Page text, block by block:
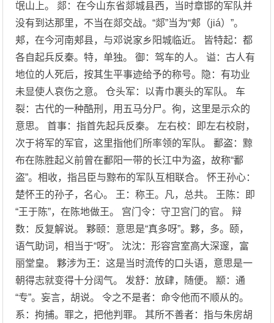
氓山上。 郯：在今山东省郯城县西，当时章邯的军队并
没有到达那里，不当在郯交战。“郯”当为“郏（jiá）”。
郏，在今河南郏县，与邓说家乡阳城临近。 皆特起：都
各自起兵反秦。特，单独。 御：驾车的人。 谥：古人有
地位的人死后，按其生平事迹给予的称号。隐：有功业
未显使人哀伤之意。 仓头军：以青巾裹头的军队。 车
裂：古代的一种酷刑，用五马分尸。徇，这里是示众的
意思。 首事：指首先起兵反秦。 左右校：即左右校尉，
次于将军的军官，这里指他们所率领的军队。 鄱盗：黥
布在陈胜起义前曾在鄱阳一带的长江中为盗，故称“鄱
盗”。相收，指吕臣与黥布的军队互相联合。 怀王孙心：
楚怀王的孙子，名心。 王：称王。凡，总共。 王陈：即
“王于陈”，在陈地做王。 宫门令：守卫宫门的官。 辩
数：反复解说。 夥颐：意思是“真多呀”。夥，多。颐，
语气助词，相当于“呀”。 沈沈：形容宫室高大深邃，富
丽堂皇。 夥涉为王：这是当时流传的口头语，意思是一
朝得志就变得十分阔气。 发舒：放肆，随便。 颛：通
“专”。妄言，胡说。 令之不是者：命令他而不顺从的。
系：拘捕。罪之，把他判罪。 其所不善者：指与朱房胡